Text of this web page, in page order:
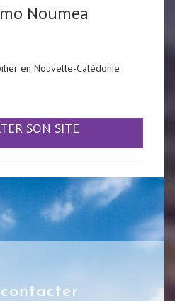
Noumea
en Nouvelle-Calédonie
SON SITE
contacter